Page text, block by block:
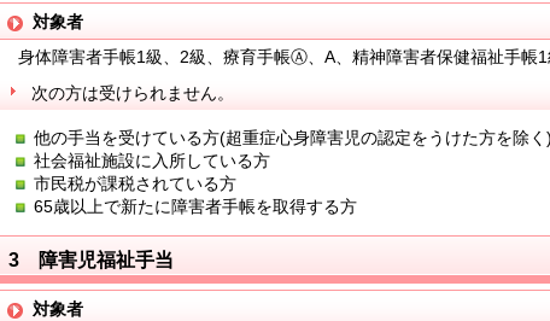
対象者
身体障害者手帳1級、2級、療育手帳Ⓐ、A、精神障害者保健福祉手帳
次の方は受けられません。
他の手当を受けている方(超重症心身障害児の認定をうけた方を除く)
社会福祉施設に入所している方
市民税が課税されている方
65歳以上で新たに障害者手帳を取得する方
3 障害児福祉手当
対象者